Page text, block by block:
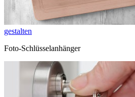
gestalten
Foto-Schlüsselanhänger